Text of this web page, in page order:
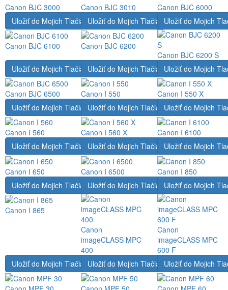
Canon BJC 3000 Canon BJC 3010
Canon BJC 6000
Uložiť do Mojich Tlačiarní
Canon BJC 6100
Uložiť do Mojich Tlačiarní
Canon BJC 6200
Uložiť do Mojich
Canon BJC 6200 S
Uložiť do Mojich Tlačiarní
Canon BJC 6500
Uložiť do Mojich Tlačiarní
Canon I 550
Uložiť do Mojich
Canon I 550 X
Uložiť do Mojich Tlačiarní
Canon I 560
Uložiť do Mojich Tlačiarní
Canon I 560 X
Uložiť do Mojich
Canon I 6100
Uložiť do Mojich Tlačiarní
Canon I 650
Uložiť do Mojich Tlačiarní
Canon I 6500
Uložiť do Mojich
Canon I 850
Uložiť do Mojich Tlačiarní
Canon I 865
Uložiť do Mojich Tlačiarní
Canon
imageCLASS MPC
400
Uložiť do Mojich
Canon
imageCLASS MPC
600 F
Uložiť do Mojich TlačiarníUložiť do Mojich TlačiarníUložiť do Mojich